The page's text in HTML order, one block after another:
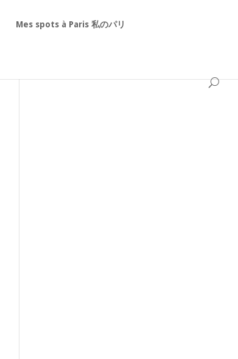
Mes spots à Paris 私のパリ